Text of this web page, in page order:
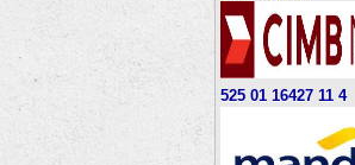
525 01 16427 11 4